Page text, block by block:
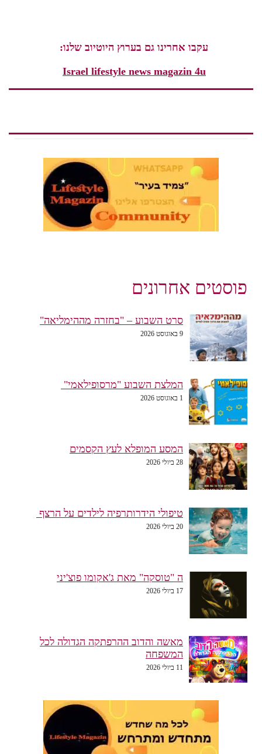
עקבו אחרינו גם בערוץ היוטיוב שלנו:
Israel lifestyle news magazin 4u
פוסטים אחרונים
סרט השבוע – "בחזרה מההימליאה"
9 באוגוסט 2026
המלצת השבוע "מרסופילאמי"
1 באוגוסט 2026
המסע המופלא לעץ הקסמים
28 ביולי 2026
טיפולי הידרותרפיה לילדים על הרצף
20 ביולי 2026
ה "טוסקה" מאת ג'אקומו פוצ'יני
17 ביולי 2026
מאשה והדוב ההרפתקה הגדולה לכל
המשפחה
11 ביולי 2026